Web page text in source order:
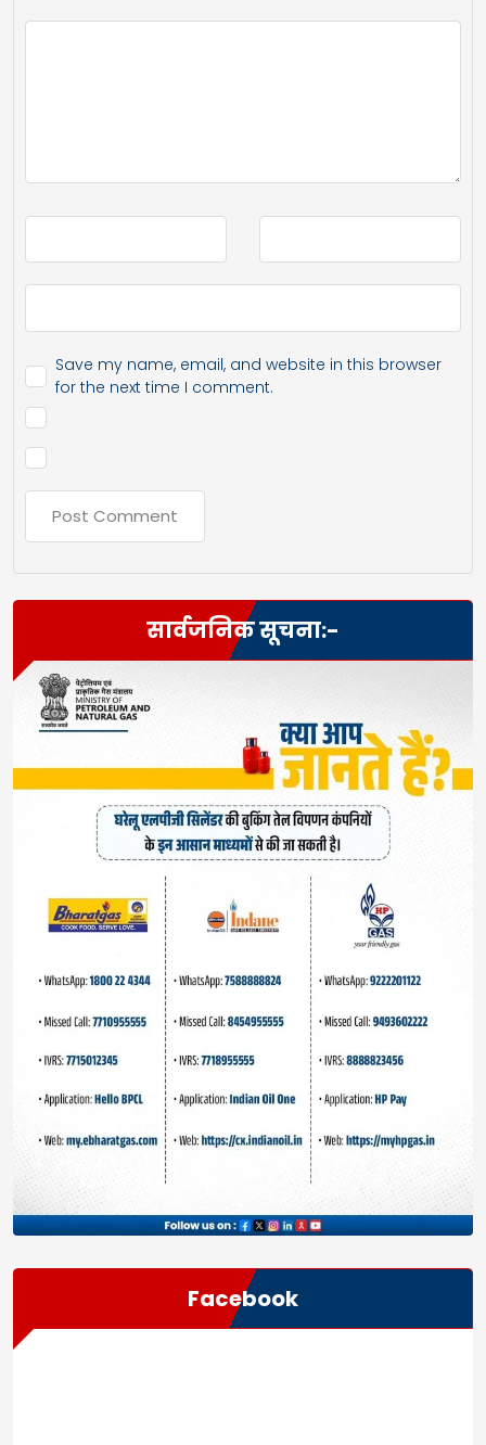
Save my name, email, and website in this browser
for the next time I comment.
सार्वजनिक सूचना:-
Facebook